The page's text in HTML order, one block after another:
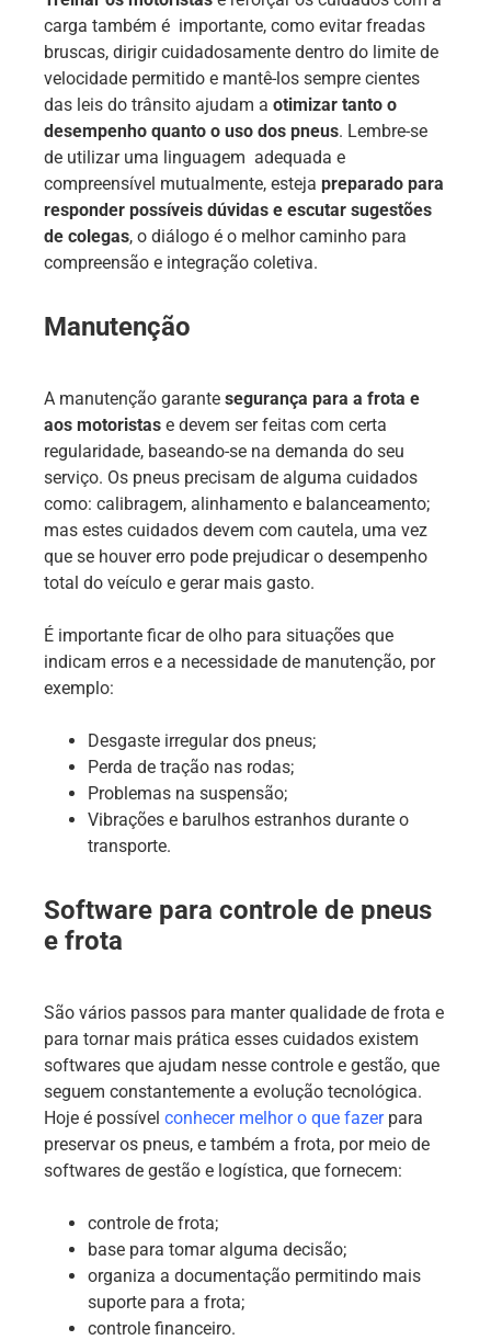
carga também é importante, como evitar freadas
bruscas, dirigir cuidadosamente dentro do limite de
velocidade permitido e mantê-los sempre cientes
das leis do trânsito ajudam a otimizar tanto o
desempenho quanto o uso dos pneus. Lembre-se
de utilizar uma linguagem adequada e
compreensível mutualmente, esteja preparado para
responder possíveis dúvidas e escutar sugestões
de colegas, o diálogo é o melhor caminho para
compreensão e integração coletiva.
Manutenção
A manutenção garante segurança para a frota e
aos motoristas e devem ser feitas com certa
regularidade, baseando-se na demanda do seu
serviço. Os pneus precisam de alguma cuidados
como: calibragem, alinhamento e balanceamento;
mas estes cuidados devem com cautela, uma vez
que se houver erro pode prejudicar o desempenho
total do veículo e gerar mais gasto.
É importante ficar de olho para situações que
indicam erros e a necessidade de manutenção, por
exemplo:
Desgaste irregular dos pneus;
Perda de tração nas rodas;
Problemas na suspensão;
Vibrações e barulhos estranhos durante o
transporte.
Software para controle de pneus
e frota
São vários passos para manter qualidade de frota e
para tornar mais prática esses cuidados existem
softwares que ajudam nesse controle e gestão, que
seguem constantemente a evolução tecnológica.
Hoje é possível conhecer melhor o que fazer para
preservar os pneus, e também a frota, por meio de
softwares de gestão e logística, que fornecem:
controle de frota;
base para tomar alguma decisão;
organiza a documentação permitindo mais
suporte para a frota;
controle financeiro.